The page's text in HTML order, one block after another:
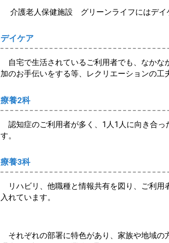
介護老人保健施設 グリーンライフにはデイ
デイケア
自宅で生活されているご利用者でも、なかな
加のお手伝いをする等、レクリエーションの工
療養2科
認知症のご利用者が多く、1人1人に向き合っ
す。
療養3科
リハビリ、他職種と情報共有を図り、ご利用
入れています。
それぞれの部署に特色があり、家族や地域の